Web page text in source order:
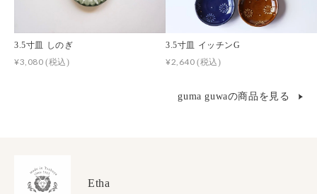
3.5寸皿 しのぎ
¥3,080(税込)
3.5寸皿 イッチンG
¥2,640(税込)
guma guwaの商品を見る
Etha